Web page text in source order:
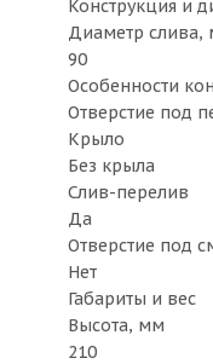
Конструкция и
Диаметр слива,
90
Особенности
Отверстие под
Крыло
Без крыла
Слив-перелив
Да
Отверстие под
Нет
Габариты и вес
Высота, мм
210